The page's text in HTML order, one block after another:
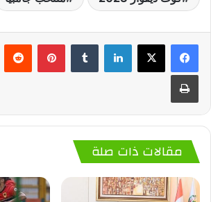
لينكدإن بينتيريست
مقالات ذات صلة